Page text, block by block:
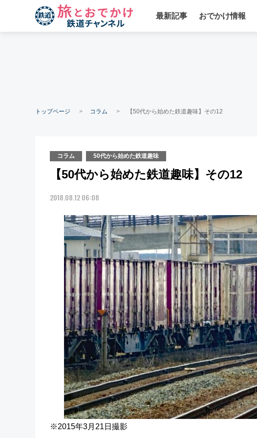
最新記事 おでかけ情報
トップページ コラム 【50代から始めた鉄道趣味】その12
コラム 50代から始めた鉄道趣味
【50代から始めた鉄道趣味】その12
2018.08.12 06:08
※2015年3月21日撮影